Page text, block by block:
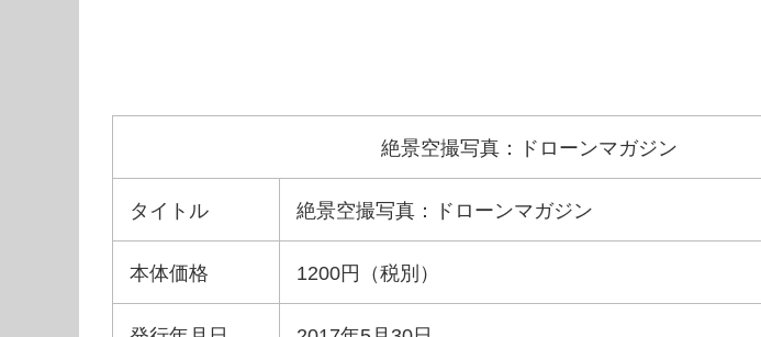
絶景空撮写真：ドローンマガジン
タイトル 絶景空撮写真：ドローンマガジン
本体価格 1200円（税別）